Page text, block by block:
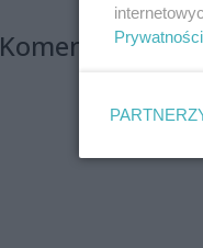
KomentarzePrywatności